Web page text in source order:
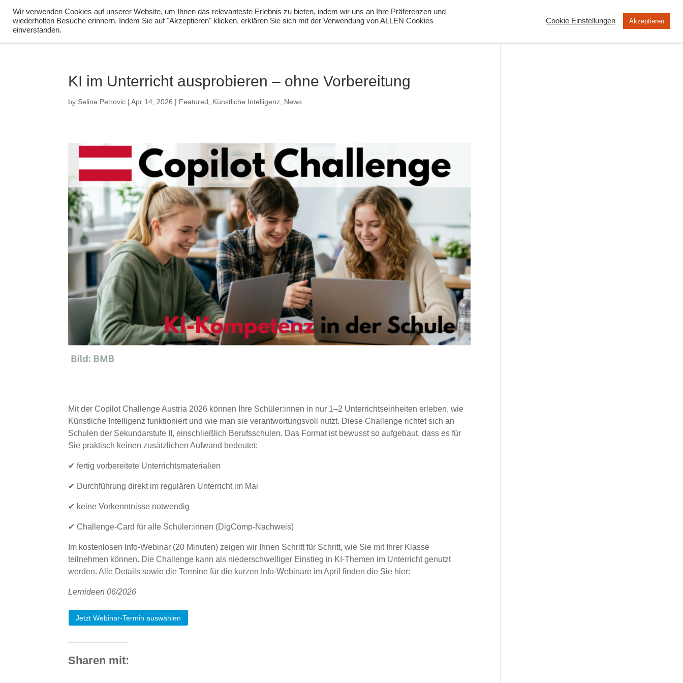
info@virtuelle-ph.at
KI im Unterricht ausprobieren – ohne Vorbereitung
by Selina Petrovic |Apr 14, 2026 | Featured Künstliche Intelligenz News
Mit der Copilot Challenge Austria 2026 können Ihre Schüler:innen in nur 1–2 Unterrichtseinheiten erleben, wie
Künstliche Intelligenz funktioniert und wie man sie verantwortungsvoll nutzt. Diese Challenge richtet sich an
Schulen der Sekundarstufe II, einschließlich Berufsschulen. Das Format ist bewusst so aufgebaut, dass es für
Sie praktisch keinen zusätzlichen Aufwand bedeutet:
✔ fertig vorbereitete Unterrichtsmaterialien
✔ Durchführung direkt im regulären Unterricht im Mai
✔ keine Vorkenntnisse notwendig
✔ Challenge-Card für alle Schüler:innen (DigComp-Nachweis)
Im kostenlosen Info-Webinar (20 Minuten) zeigen wir Ihnen Schritt für Schritt, wie Sie mit Ihrer Klasse
teilnehmen können. Die Challenge kann als niederschwelliger Einstieg in KI-Themen im Unterricht genutzt
werden. Alle Details sowie die Termine für die kurzen Info-Webinare im April finden die Sie hier:
Lernideen 06/2026
Jetzt Webinar-Termin auswählen
Sharen mit:
Wir verwenden Cookies auf unserer Website, um Ihnen das relevanteste Erlebnis zu bieten, indem wir uns an Ihre Präferenzen und
wiederholten Besuche erinnern. Indem Sie auf "Akzeptieren" klicken, erklären Sie sich mit der Verwendung von ALLEN Cookies
einverstanden.
Cookie Einstellungen Akzeptieren